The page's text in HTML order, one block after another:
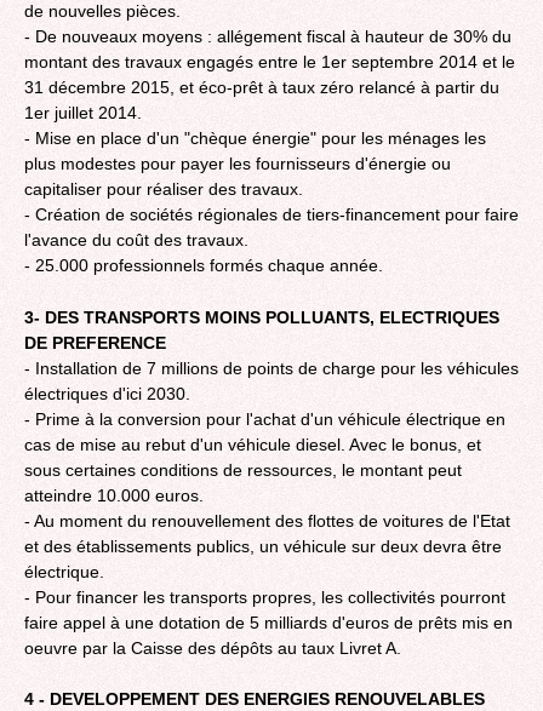
de nouvelles pièces.
- De nouveaux moyens : allégement fiscal à hauteur de 30% du
montant des travaux engagés entre le 1er septembre 2014 et le
31 décembre 2015, et éco-prêt à taux zéro relancé à partir du
1er juillet 2014.
- Mise en place d'un "chèque énergie" pour les ménages les
plus modestes pour payer les fournisseurs d'énergie ou
capitaliser pour réaliser des travaux.
- Création de sociétés régionales de tiers-financement pour faire
l'avance du coût des travaux.
- 25.000 professionnels formés chaque année.
3- DES TRANSPORTS MOINS POLLUANTS, ELECTRIQUES
DE PREFERENCE
- Installation de 7 millions de points de charge pour les véhicules
électriques d'ici 2030.
- Prime à la conversion pour l'achat d'un véhicule électrique en
cas de mise au rebut d'un véhicule diesel. Avec le bonus, et
sous certaines conditions de ressources, le montant peut
atteindre 10.000 euros.
- Au moment du renouvellement des flottes de voitures de l'Etat
et des établissements publics, un véhicule sur deux devra être
électrique.
- Pour financer les transports propres, les collectivités pourront
faire appel à une dotation de 5 milliards d'euros de prêts mis en
oeuvre par la Caisse des dépôts au taux Livret A.
4 - DEVELOPPEMENT DES ENERGIES RENOUVELABLES